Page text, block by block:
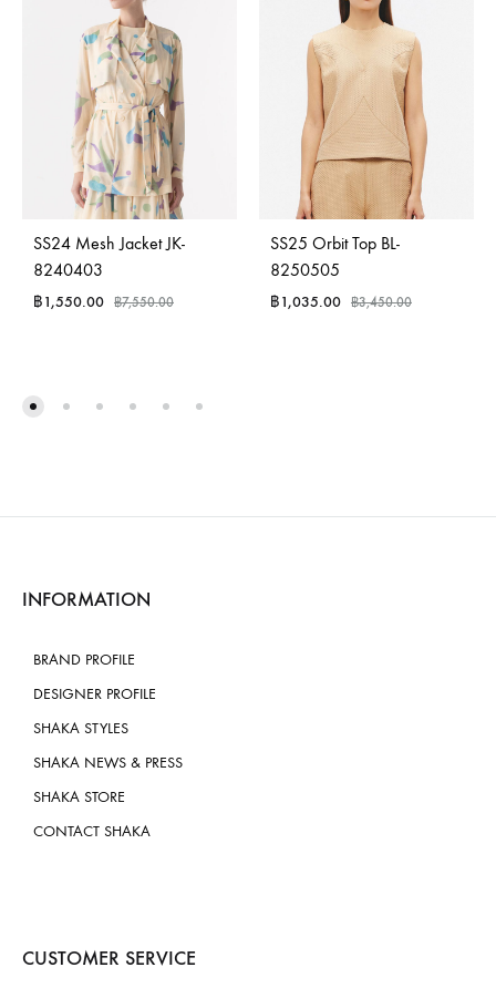
SS24 Mesh Jacket JK-
8240403
฿1,550.00 ฿7,550.00
SS25 Orbit Top BL-
8250505
฿1,035.00 ฿3,450.00
INFORMATION
BRAND PROFILE
DESIGNER PROFILE
SHAKA STYLES
SHAKA NEWS & PRESS
SHAKA STORE
CONTACT SHAKA
CUSTOMER SERVICE